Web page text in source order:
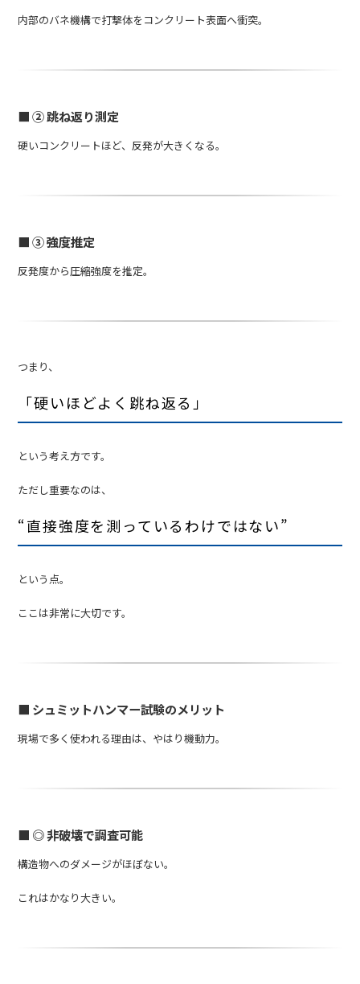
内部のバネ機構で打撃体をコンクリート表面へ衝突。
■ ② 跳ね返り測定
硬いコンクリートほど、反発が大きくなる。
■ ③ 強度推定
反発度から圧縮強度を推定。
つまり、
「硬いほどよく跳ね返る」
という考え方です。
ただし重要なのは、
“直接強度を測っているわけではない”
という点。
ここは非常に大切です。
■ シュミットハンマー試験のメリット
現場で多く使われる理由は、やはり機動力。
■ ◎ 非破壊で調査可能
構造物へのダメージがほぼない。
これはかなり大きい。